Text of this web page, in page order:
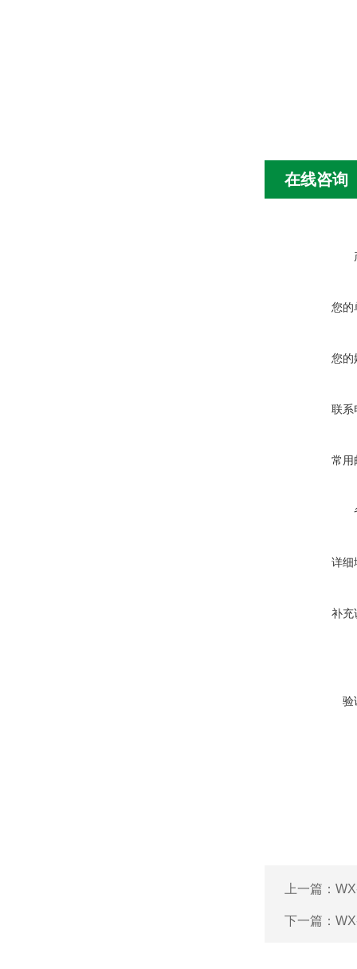
在线咨询
您的
您的
联系
常用
详细
补充
验
上一篇：
下一篇：